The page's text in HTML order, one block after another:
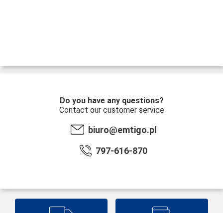
Do you have any questions?
Contact our customer service
biuro@emtigo.pl
797-616-870